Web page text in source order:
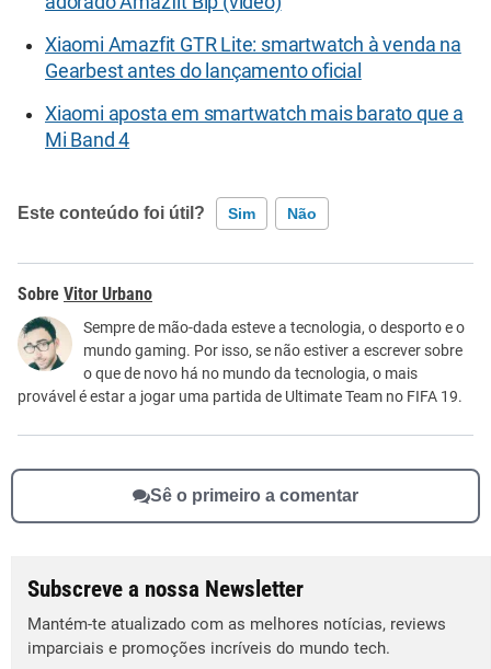
Xiaomi Amazfit GTR Lite: smartwatch à venda na
Gearbest antes do lançamento oficial
Xiaomi aposta em smartwatch mais barato que a
Mi Band 4
Este conteúdo foi útil? Sim Não
Este conteúdo contém informação incorreta
Este conteúdo não tem a informação que procuro
Outro
Vitor Urbano
Sempre de mão-dada esteve a tecnologia, o desporto e o
mundo gaming. Por isso, se não estiver a escrever sobre
o que de novo há no mundo da tecnologia, o mais
provável é estar a jogar uma partida de Ultimate Team no FIFA 19.
Sê o primeiro a comentar
Subscreve a nossa Newsletter
Mantém-te atualizado com as melhores notícias, reviews
imparciais e promoções incríveis do mundo tech.